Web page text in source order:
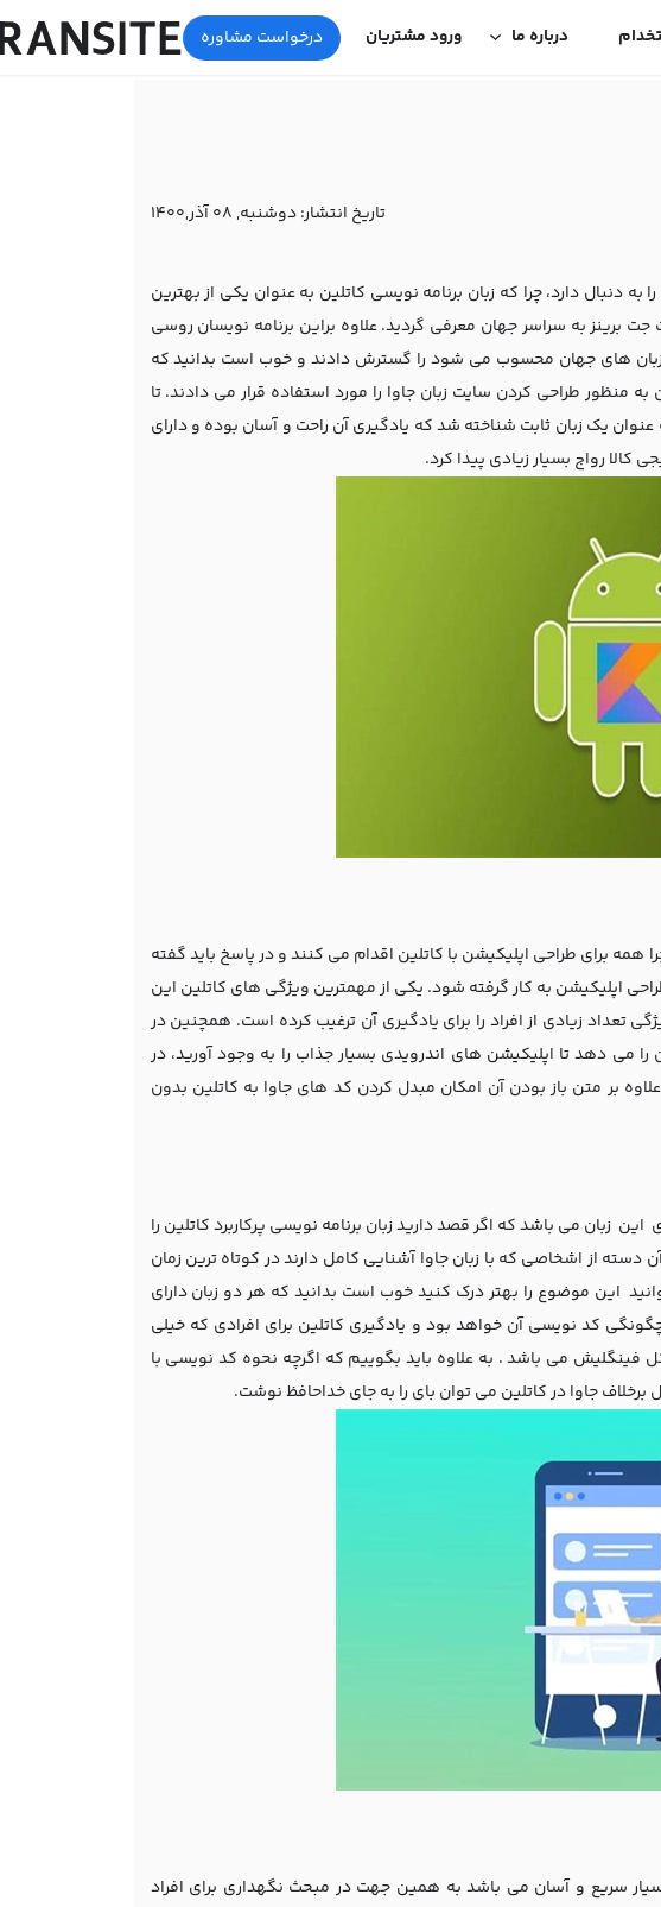
درباره ما ورود مشتریان درخواست مشاوره
تاریخ انتشار:دوشنبه, 08 آذر,1400
دنبال دارد، چرا که زبان برنامه نویسی کاتلین به عنوان یکی از بهترین
برینز به سراسر جهان معرفی گردید. علاوه براین برنامه نویسان روسی
زبان های جهان محسوب می شود را گسترش دادند و خوب است بدانید که
منظور طراحی کردن سایت زبان جاوا را مورد استفاده قرار می دادند. تا
خاصی به عنوان یک زبان ثابت شناخته شد که یادگیری آن راحت و آسان بوده و دارای
کالا رواج بسیار زیادی پیدا کرد.
همه برای طراحی اپلیکیشن با کاتلین اقدام می کنند و در پاسخ باید گفته
اپلیکیشن به کار گرفته شود. یکی از مهمترین ویژگی های کاتلین این
تعداد زیادی از افراد را برای یادگیری آن ترغیب کرده است. همچنین در
را می دهد تا اپلیکیشن های اندرویدی بسیار جذاب را به وجود آورید، در
بر متن باز بودن آن امکان مبدل کردن کد های جاوا به کاتلین بدون
زبان می باشد که اگر قصد دارید زبان برنامه نویسی پرکاربرد کاتلین را
دسته از اشخاصی که با زبان جاوا آشنایی کامل دارند در کوتاه ترین زمان
این موضوع را بهتر درک کنید خوب است بدانید که هر دو زبان دارای
کد نویسی آن خواهد بود و یادگیری کاتلین برای افرادی که خیلی
می باشد . به علاوه باید بگوییم که اگرچه نحوه کد نویسی با
برخلاف جاوا در کاتلین می توان بای را به جای خداحافظ نوشت.
سریع و آسان می باشد به همین جهت در مبحث نگهداری برای افراد